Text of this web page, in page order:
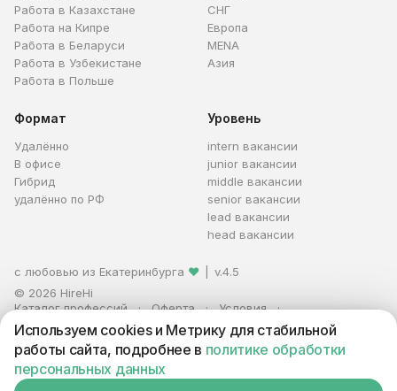
Работа в Казахстане
Работа на Кипре
Работа в Беларуси
Работа в Узбекистане
Работа в Польше
СНГ
Европа
MENA
Азия
Формат
Удалённо
В офисе
Гибрид
удалённо по РФ
Уровень
intern вакансии
junior вакансии
middle вакансии
senior вакансии
lead вакансии
head вакансии
с любовью из Екатеринбурга ❤
v.4.5
© 2026 HireHi
Каталог профессий
Оферта
Условия
Персональные данные
Реклама
ИП Захаров Антон Алексеевич · ИНН 663005711880 · ОГРНИП
321665800059102
Используем cookies и Метрику для стабильной
работы сайта, подробнее в политике обработки
персональных данных